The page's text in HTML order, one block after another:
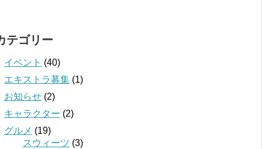
テゴリー
イベント (40)
エキストラ募集 (1)
お知らせ (2)
キャラクター (2)
グルメ (19)
スウィーツ (3)